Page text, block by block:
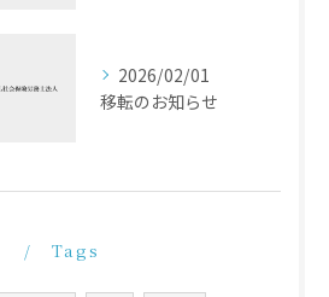
2026/02/01
移転のお知らせ
Tags